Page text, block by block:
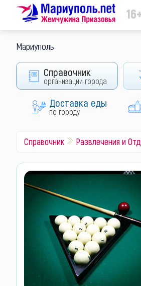
Мариуполь
Справочник
организации города
Доставка еды
по городу
Справочник Развлечения и